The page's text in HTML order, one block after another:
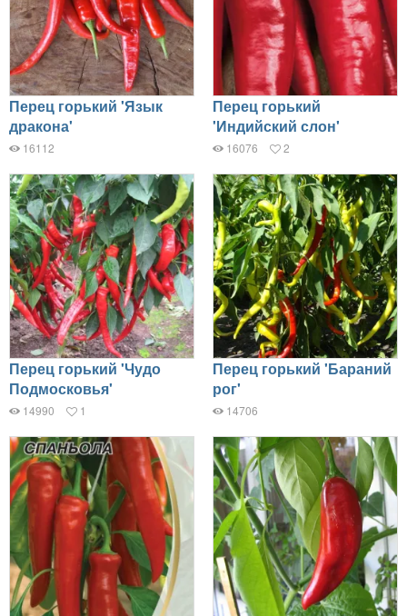
Перец горький 'Язык
дракона'
16112
Перец горький
'Индийский слон'
16076 2
Перец горький 'Чудо
Подмосковья'
14990 1
Перец горький 'Бараний
рог'
14706